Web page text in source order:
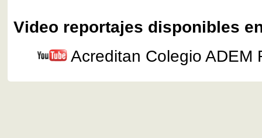
Video reportajes disponibles
Acreditan Colegio ADEM